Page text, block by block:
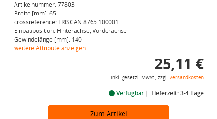
Artikelnummer: 77803
Breite [mm]: 65
crossreference: TRISCAN 8765 100001
Einbauposition: Hinterachse, Vorderachse
Gewindelänge [mm]: 140
weitere Attribute anzeigen
25,11 €
inkl. gesetzl. MwSt., zzgl. Versandkosten
Verfügbar Lieferzeit: 3-4 Tage
Zum Artikel